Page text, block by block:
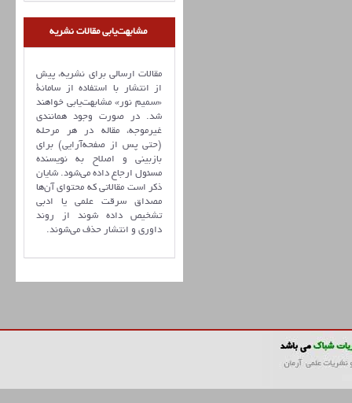
مشابهت‌یابی مقالات نشریه
مقالات ارسالی برای نشریه، پیش
از انتشار با استفاده از سامانۀ
«سمیم نور» مشابهت‌یابی خواهند
شد. در صورت وجود همانندی
غیرموجه، مقاله در هر مرحله
(حتی پس از صفحه‌آرایی) برای
بازبینی و اصلاح به نویسنده
مسئول ارجاع داده می‌شود. شایان
ذکر است مقالاتی که محتوای آن‌ها
مصداق سرقت علمی یا ادبی
تشخیص داده شوند از روند
داوری و انتشار حذف می‌شوند.